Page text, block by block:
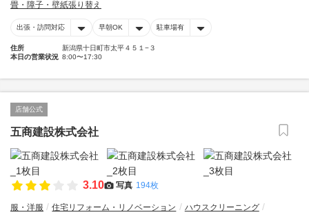
畳・障子・壁紙張り替え
出張・訪問対応 早朝OK 駐車場有
住所
新潟県十日町市太平４５１−３
本日の営業状況 8:00〜17:30
店舗公式
五商建設株式会社
3.10 写真 194枚
服・洋服 住宅リフォーム・リノベーション
ハウスクリーニング